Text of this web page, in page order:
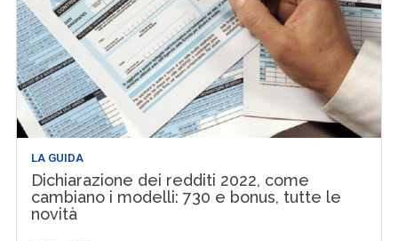
LA GUIDA
Dichiarazione dei redditi 2022, come
cambiano i modelli: 730 e bonus, tutte le
novità